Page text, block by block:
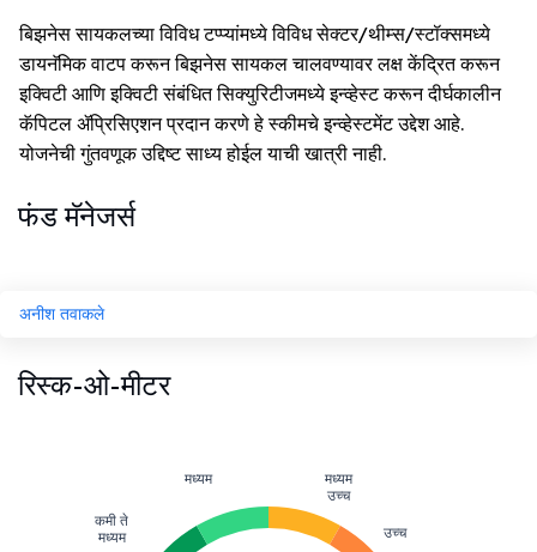
बिझनेस सायकलच्या विविध टप्प्यांमध्ये विविध सेक्टर/थीम्स/स्टॉक्समध्ये
डायनॅमिक वाटप करून बिझनेस सायकल चालवण्यावर लक्ष केंद्रित करून
इक्विटी आणि इक्विटी संबंधित सिक्युरिटीजमध्ये इन्व्हेस्ट करून दीर्घकालीन
कॅपिटल ॲप्रिसिएशन प्रदान करणे हे स्कीमचे इन्व्हेस्टमेंट उद्देश आहे.
योजनेची गुंतवणूक उद्दिष्ट साध्य होईल याची खात्री नाही.
फंड मॅनेजर्स
अनीश तवाकले
रिस्क-ओ-मीटर
कमी ते
मध्यम
मध्यम
मध्यम
उच्च
उच्च